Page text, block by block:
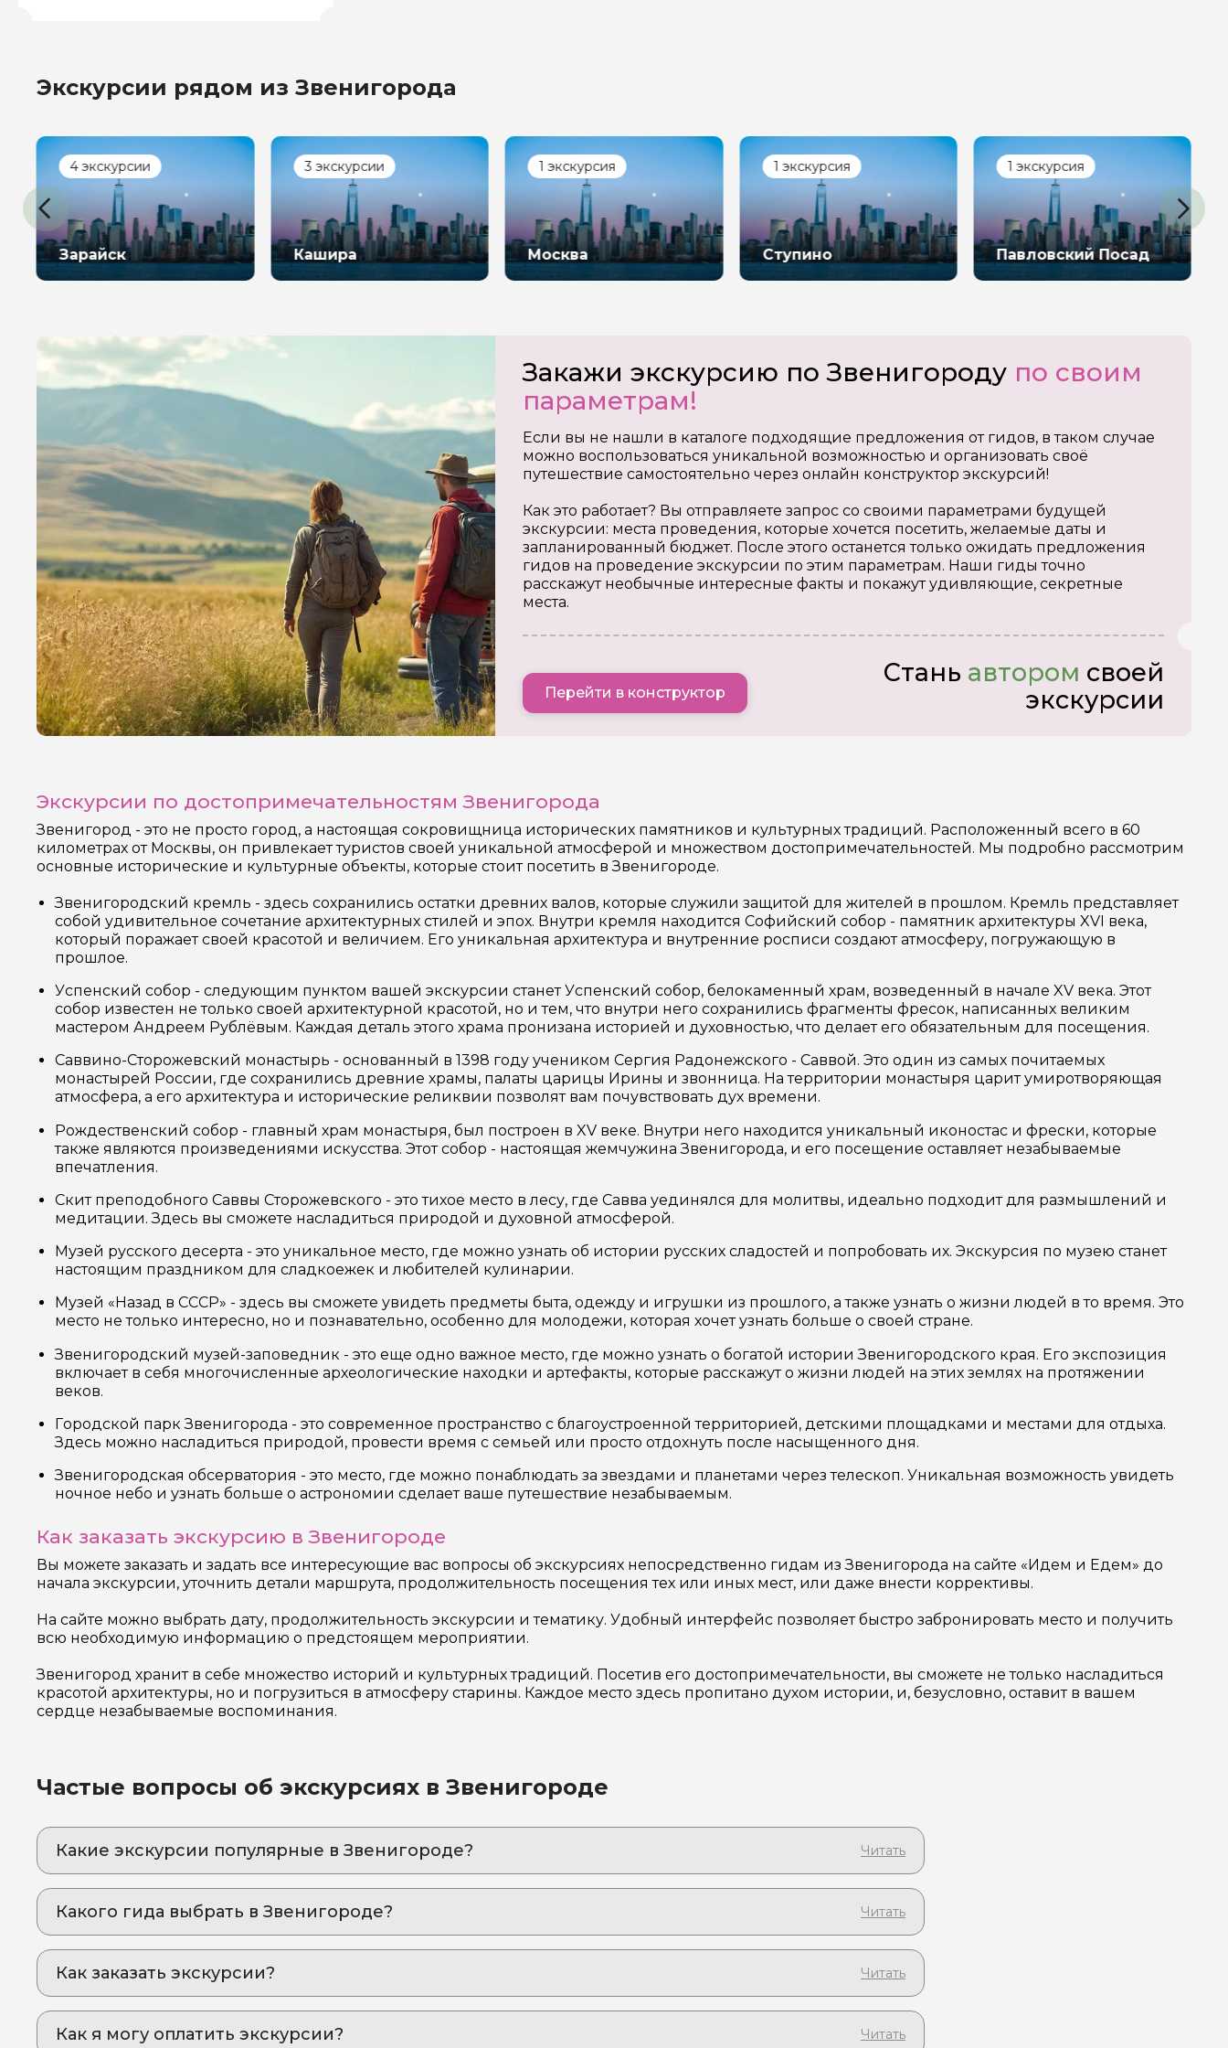
Экскурсии рядом из Звенигорода
4 экскурсии
Зарайск
3 экскурсии
Кашира
1 экскурсия
Москва
1 экскурсия
Ступино
1 экскурсия
Павловский Посад
Закажи экскурсию по Звенигороду по своим
параметрам!
Если вы не нашли в каталоге подходящие предложения от гидов, в таком случае
можно воспользоваться уникальной возможностью и организовать своё
путешествие самостоятельно через онлайн конструктор экскурсий!
Как это работает? Вы отправляете запрос со своими параметрами будущей
экскурсии: места проведения, которые хочется посетить, желаемые даты и
запланированный бюджет. После этого останется только ожидать предложения
гидов на проведение экскурсии по этим параметрам. Наши гиды точно
расскажут необычные интересные факты и покажут удивляющие, секретные
места.
Перейти в конструктор
Стань автором своей
экскурсии
Экскурсии по достопримечательностям Звенигорода
Звенигород - это не просто город, а настоящая сокровищница исторических памятников и культурных традиций. Расположенный всего в 60
километрах от Москвы, он привлекает туристов своей уникальной атмосферой и множеством достопримечательностей. Мы подробно рассмотрим
основные исторические и культурные объекты, которые стоит посетить в Звенигороде.
Звенигородский кремль - здесь сохранились остатки древних валов, которые служили защитой для жителей в прошлом. Кремль представляет
собой удивительное сочетание архитектурных стилей и эпох. Внутри кремля находится Софийский собор - памятник архитектуры XVI века,
который поражает своей красотой и величием. Его уникальная архитектура и внутренние росписи создают атмосферу, погружающую в
прошлое.
Успенский собор - следующим пунктом вашей экскурсии станет Успенский собор, белокаменный храм, возведенный в начале XV века. Этот
собор известен не только своей архитектурной красотой, но и тем, что внутри него сохранились фрагменты фресок, написанных великим
мастером Андреем Рублёвым. Каждая деталь этого храма пронизана историей и духовностью, что делает его обязательным для посещения.
Саввино-Сторожевский монастырь - основанный в 1398 году учеником Сергия Радонежского - Саввой. Это один из самых почитаемых
монастырей России, где сохранились древние храмы, палаты царицы Ирины и звонница. На территории монастыря царит умиротворяющая
атмосфера, а его архитектура и исторические реликвии позволят вам почувствовать дух времени.
Рождественский собор - главный храм монастыря, был построен в XV веке. Внутри него находится уникальный иконостас и фрески, которые
также являются произведениями искусства. Этот собор - настоящая жемчужина Звенигорода, и его посещение оставляет незабываемые
впечатления.
Скит преподобного Саввы Сторожевского - это тихое место в лесу, где Савва уединялся для молитвы, идеально подходит для размышлений и
медитации. Здесь вы сможете насладиться природой и духовной атмосферой.
Музей русского десерта - это уникальное место, где можно узнать об истории русских сладостей и попробовать их. Экскурсия по музею станет
настоящим праздником для сладкоежек и любителей кулинарии.
Музей «Назад в СССР» - здесь вы сможете увидеть предметы быта, одежду и игрушки из прошлого, а также узнать о жизни людей в то время. Это
место не только интересно, но и познавательно, особенно для молодежи, которая хочет узнать больше о своей стране.
Звенигородский музей-заповедник - это еще одно важное место, где можно узнать о богатой истории Звенигородского края. Его экспозиция
включает в себя многочисленные археологические находки и артефакты, которые расскажут о жизни людей на этих землях на протяжении
веков.
Городской парк Звенигорода - это современное пространство с благоустроенной территорией, детскими площадками и местами для отдыха.
Здесь можно насладиться природой, провести время с семьей или просто отдохнуть после насыщенного дня.
Звенигородская обсерватория - это место, где можно понаблюдать за звездами и планетами через телескоп. Уникальная возможность увидеть
ночное небо и узнать больше о астрономии сделает ваше путешествие незабываемым.
Как заказать экскурсию в Звенигороде
Вы можете заказать и задать все интересующие вас вопросы об экскурсиях непосредственно гидам из Звенигорода на сайте «Идем и Едем» до
начала экскурсии, уточнить детали маршрута, продолжительность посещения тех или иных мест, или даже внести коррективы.
На сайте можно выбрать дату, продолжительность экскурсии и тематику. Удобный интерфейс позволяет быстро забронировать место и получить
всю необходимую информацию о предстоящем мероприятии.
Звенигород хранит в себе множество историй и культурных традиций. Посетив его достопримечательности, вы сможете не только насладиться
красотой архитектуры, но и погрузиться в атмосферу старины. Каждое место здесь пропитано духом истории, и, безусловно, оставит в вашем
сердце незабываемые воспоминания.
Частые вопросы об экскурсиях в Звенигороде
Какие экскурсии популярные в Звенигороде?
Какого гида выбрать в Звенигороде?
Как заказать экскурсии?
выберите экскурсию, на которую вы хотите пойти или поехать
Как я могу оплатить экскурсии?
Задайте свой вопрос гиду
Как вас зовут Ваша электронная почта Ваш номер телефона
Вопросы и комментарии
Если у вас есть интересующие вопросы, можете их задать
Я даю своё согласие на обработку
персональных данных
Отправить